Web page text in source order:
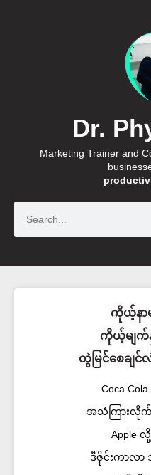
Dr.
Marketing Trainer and
ကိုယ့်နာ
ကိုယ့်မျက်နှ
တွဲမြင်စေချ
Coca
အသံကြားလိုက်
Apple
ဒီဇိုင်းကာလ